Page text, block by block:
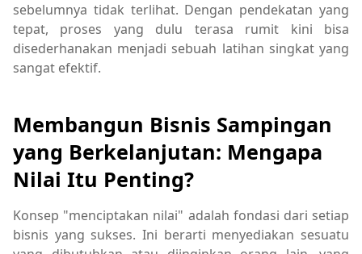
sebelumnya tidak terlihat. Dengan pendekatan yang
tepat, proses yang dulu terasa rumit kini bisa
disederhanakan menjadi sebuah latihan singkat yang
sangat efektif.
Membangun Bisnis Sampingan
yang Berkelanjutan: Mengapa
Nilai Itu Penting?
Konsep "menciptakan nilai" adalah fondasi dari setiap
bisnis yang sukses. Ini berarti menyediakan sesuatu